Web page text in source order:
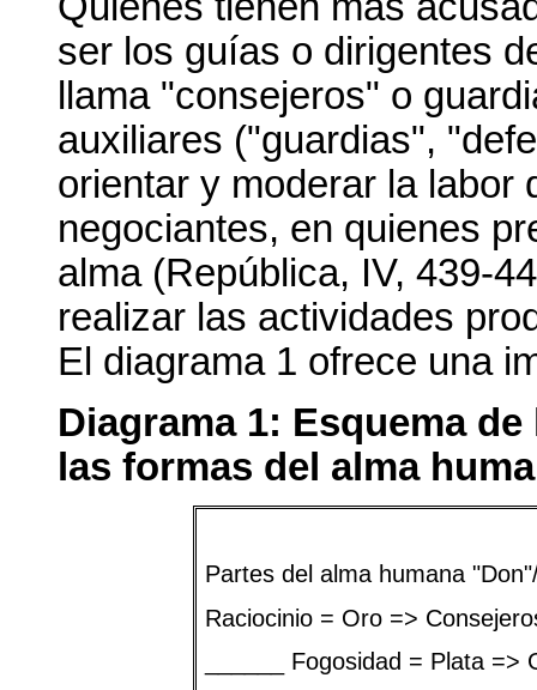
ser los guías o dirigentes
llama "consejeros" o
auxiliares ("guardias",
orientar y moderar la labor
negociantes, en quienes
alma (República, IV, 439-
realizar las actividades
El diagrama 1 ofrece una
Diagrama 1: Esquema
las formas del alma
Partes del alma humana
Raciocinio = Oro =>
______ Fogosidad = Plata =>